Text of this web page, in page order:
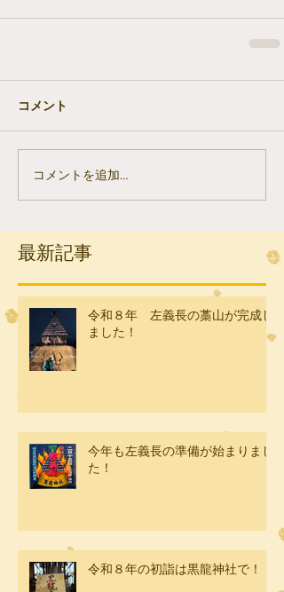
コメント
コメントを追加…
最新記事
令和８年 左義長の藁山が完成し
ました！
今年も左義長の準備が始まりまし
た！
令和８年の初詣は黒龍神社で！